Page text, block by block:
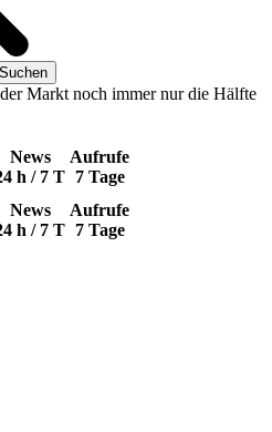
Markt noch immer nur die Hälfte
News
h / 7 T
Aufrufe
7 Tage
News
h / 7 T
Aufrufe
7 Tage